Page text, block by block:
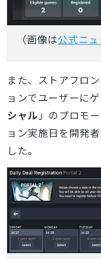
（画像は公式ニュ
また、ストアフロ
ョンでユーザーに
シャル」のプロモ
ョン実施日を開発
した。